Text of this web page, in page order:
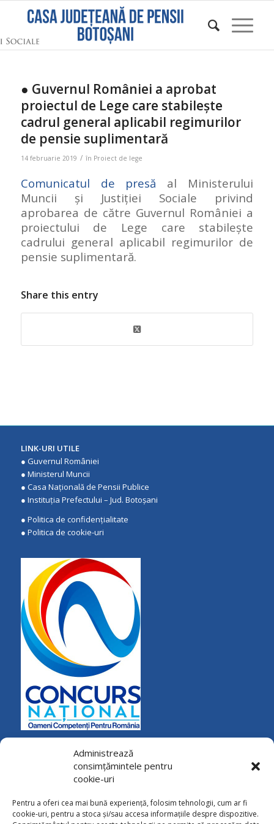
Administrează
consimțămintele pentru
cookie-uri
Pentru a oferi cea mai bună experiență, folosim tehnologii, cum ar fi
cookie-uri, pentru a stoca și/sau accesa informațiile despre dispozitive.
● Guvernul României a aprobat
proiectul de Lege care stabileşte
cadrul general aplicabil regimurilor
de pensie suplimentară
14 februarie 2019 / în Proiect de lege
Comunicatul de presă al Ministerului
Muncii şi Justiţiei Sociale privind
aprobarea de către Guvernul României a
proiectului de Lege care stabileşte
cadrului general aplicabil regimurilor de
pensie suplimentară.
Share this entry
LINK-URI UTILE
● Guvernul României
● Ministerul Muncii
● Casa Națională de Pensii Publice
● Instituţia Prefectului – Jud. Botoşani
● Politica de confidenţialitate
● Politica de cookie-uri